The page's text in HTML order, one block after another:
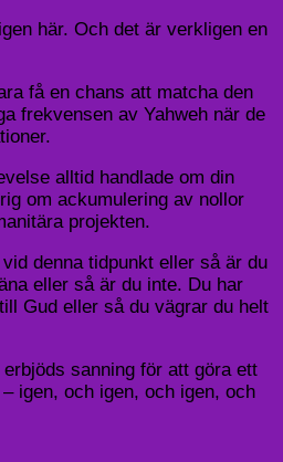
här. Och det är verkligen en
få en chans att matcha den
frekvensen av Yahweh när de
alltid handlade om din
om ackumulering av nollor
projekten.
denna tidpunkt eller så är du
eller så är du inte. Du har
Gud eller så du vägrar du helt
sanning för att göra ett
igen, och igen, och igen, och